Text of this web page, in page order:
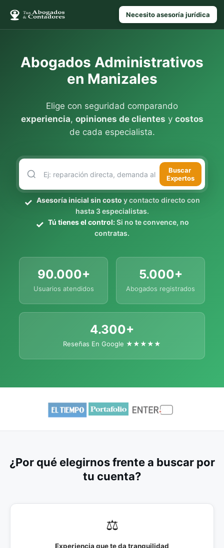
Necesito asesoría jurídica
Abogados Administrativos
en Manizales
Elige con seguridad comparando
experiencia, opiniones de clientes y costos
de cada especialista.
Buscar
Expertos
Asesoría inicial sin costo y contacto directo con
hasta 3 especialistas.
Tú tienes el control:Si no te convence, no
contratas.
90.000+
Usuarios atendidos
5.000+
Abogados registrados
4.300+
Reseñas En Google ★★★★★
¿Por qué elegirnos frente a buscar por
tu cuenta?
⚖️
Experiencia que te da tranquilidad